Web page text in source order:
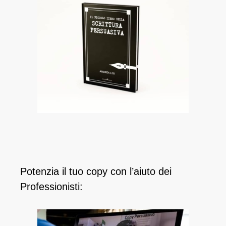
Potenzia il tuo copy con l’aiuto dei
Professionisti: